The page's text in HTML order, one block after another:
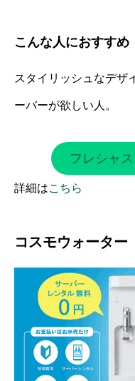
こんな人におすすめ
スタイリッシュなデザ
ーバーが欲しい人。
フレシャ
詳細はこちら
コスモウォーター